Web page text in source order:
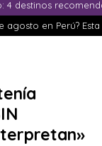
4 destinos
agosto en Perú?